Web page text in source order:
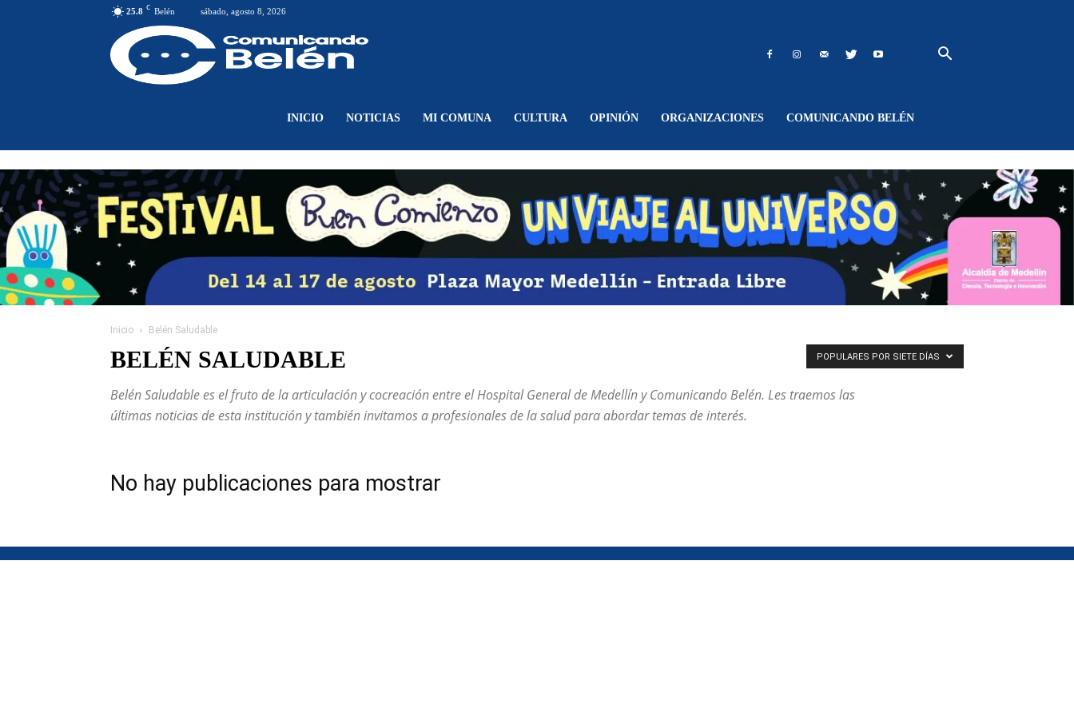
25.8 C Belén sábado, agosto 8, 2026
Belén
INICIO NOTICIAS MI COMUNA CULTURA OPINIÓN ORGANIZACIONES COMUNICANDO BELÉN
Inicio Belén Saludable
BELÉN SALUDABLE
Belén Saludable es el fruto de la articulación y cocreación entre el Hospital General de Medellín y Comunicando Belén. Les traemos las
últimas noticias de esta institución y también invitamos a profesionales de la salud para abordar temas de interés.
POPULARES POR SIETE DÍAS
No hay publicaciones para mostrar